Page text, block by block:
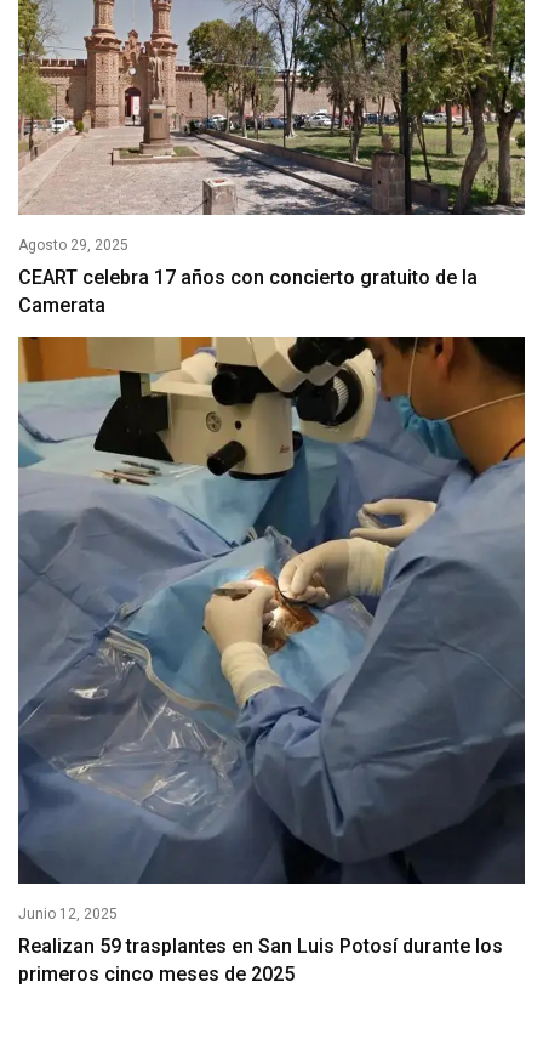
Agosto 29, 2025
CEART celebra 17 años con concierto gratuito de la
Camerata
Junio 12, 2025
Realizan 59 trasplantes en San Luis Potosí durante los
primeros cinco meses de 2025